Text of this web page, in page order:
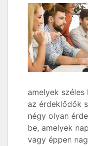
amelyek
az érdeklődők
négy olyan
be, amelyek
vagy éppen